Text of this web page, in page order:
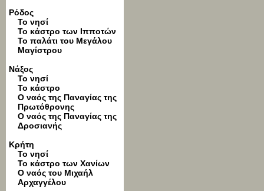
Ρόδος
Το νησί
Το κάστρο των Ιπποτών
Το παλάτι του Μεγάλου
Μαγίστρου
Νάξος
Το νησί
Το κάστρο
Ο ναός της Παναγίας της
Πρωτόθρονης
Ο ναός της Παναγίας της
Δροσιανής
Κρήτη
Το νησί
Το κάστρο των Χανίων
Ο ναός του Μιχαήλ
Αρχαγγέλου